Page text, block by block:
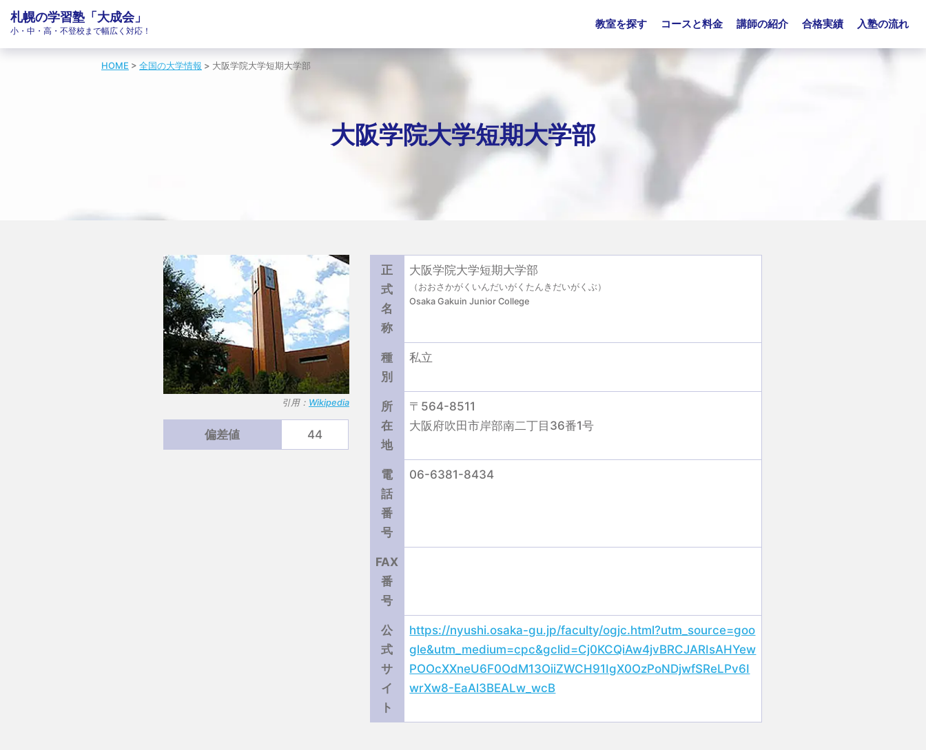
札幌の学習塾「大成会」
小・中・高・不登校まで幅広く対応！
教室を探す コースと料金 講師の紹介 合格実績 入塾の流れ
HOME > 全国の大学情報 > 大阪学院大学短期大学部
大阪学院大学短期大学部
引用： Wikipedia
偏差値 44
正
式
名
称
大阪学院大学短期大学部
（おおさかがくいんだいがくたんきだいがくぶ）
Osaka Gakuin Junior College
種
別
私立
所
在
地
〒564-8511
大阪府吹田市岸部南二丁目36番1号
電
話
番
号
06-6381-8434
FAX
番
号
公
式
サ
イ
ト
https://nyushi.osaka-gu.jp/faculty/ogjc.html?utm_source=goo
gle&utm_medium=cpc&gclid=Cj0KCQiAw4jvBRCJARIsAHYew
POOcXXneU6F0OdM13OiiZWCH91IgX0OzPoNDjwfSReLPv6I
wrXw8-EaAl3BEALw_wcB